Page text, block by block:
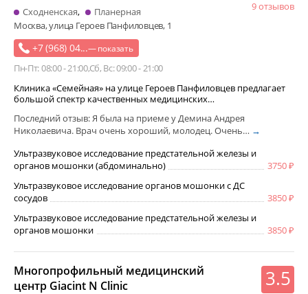
+7 (968) 04...— показать
Пн-Пт: 08:00 - 21:00Сб, Вс: 09:00 - 21:00
9 отзывов
Сходненская
Планерная
Москва, улица Героев Панфиловцев, 1
Клиника «Семейная» на улице Героев Панфиловцев предлагает
большой спектр качественных медицинских…
Последний отзыв: Я была на приеме у Демина Андрея
Николаевича. Врач очень хороший, молодец. Очень… →
Ультразвуковое исследование предстательной железы и
органов мошонки (абдоминально)
3750
Ультразвуковое исследование органов мошонки с ДС
сосудов
3850
Ультразвуковое исследование предстательной железы и
органов мошонки
3850
Многопрофильный медицинский
центр Giacint N Clinic
3.5